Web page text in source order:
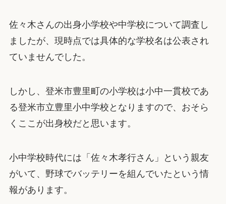
佐々木さんの出身小学校や中学校について調査し
ましたが、現時点では具体的な学校名は公表され
ていませんでした。
しかし、登米市豊里町の小学校は小中一貫校であ
る登米市立豊里小中学校となりますので、おそら
くここが出身校だと思います。
小中学校時代には「佐々木孝行さん」という親友
がいて、野球でバッテリーを組んでいたという情
報があります。